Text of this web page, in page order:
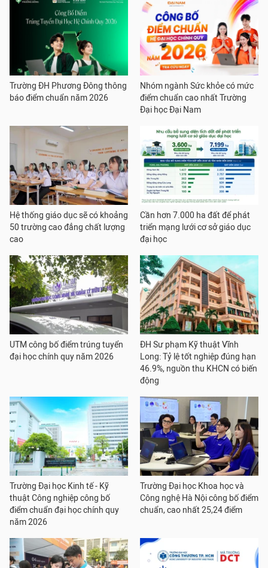
Trường ĐH Phương Đông thông
báo điểm chuẩn năm 2026
Nhóm ngành Sức khỏe có mức
điểm chuẩn cao nhất Trường
Đại học Đại Nam
Hệ thống giáo dục sẽ có khoảng
50 trường cao đẳng chất lượng
cao
Cần hơn 7.000 ha đất để phát
triển mạng lưới cơ sở giáo dục
đại học
UTM công bố điểm trúng tuyển
đại học chính quy năm 2026
ĐH Sư phạm Kỹ thuật Vĩnh
Long: Tỷ lệ tốt nghiệp đúng hạn
46.9%, nguồn thu KHCN có biến
động
Trường Đại học Kinh tế - Kỹ
thuật Công nghiệp công bố
điểm chuẩn đại học chính quy
năm 2026
Trường Đại học Khoa học và
Công nghệ Hà Nội công bố điểm
chuẩn, cao nhất 25,24 điểm